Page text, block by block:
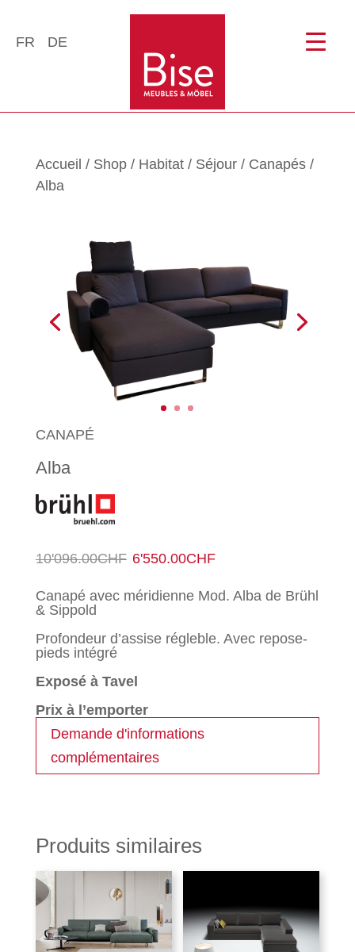
FR DE
Accueil / Shop/ Habitat/ Séjour/ Canapés/
Alba
CANAPÉ
Alba
10'096.00CHF Le
prix
était :
10'096.00CHF.
6'550.00CHFLe
prix
Canapé avec méridienne Mod. Alba de Brühl
& Sippold
Profondeur d’assise régleble. Avec repose-
pieds intégré
Exposé à Tavel
Prix à l’emporter
Demande d'informations
complémentaires
Produits similaires